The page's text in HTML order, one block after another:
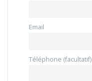
Email
Téléphone (facultatif)